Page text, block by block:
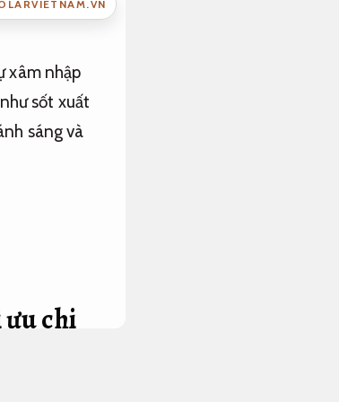
xâm nhập
sốt xuất
sáng và
chi